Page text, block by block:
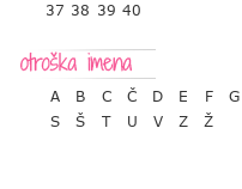
37 38 39 40
A B C Č D E F G
S
Š T U V Z Ž